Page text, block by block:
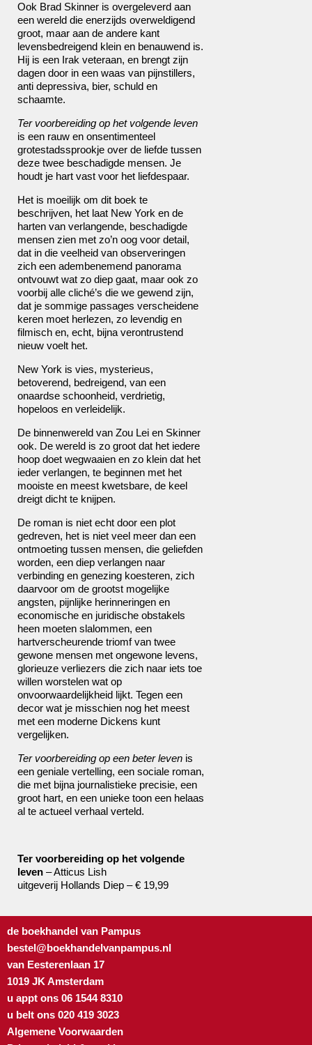
Ook Brad Skinner is overgeleverd aan
een wereld die enerzijds overweldigend
groot, maar aan de andere kant
levensbedreigend klein en benauwend is.
Hij is een Irak veteraan, en brengt zijn
dagen door in een waas van pijnstillers,
anti depressiva, bier, schuld en
schaamte.
Ter voorbereiding op het volgende leven
is een rauw en onsentimenteel
grotestadssprookje over de liefde tussen
deze twee beschadigde mensen. Je
houdt je hart vast voor het liefdespaar.
Het is moeilijk om dit boek te
beschrijven, het laat New York en de
harten van verlangende, beschadigde
mensen zien met zo’n oog voor detail,
dat in die veelheid van observeringen
zich een adembenemend panorama
ontvouwt wat zo diep gaat, maar ook zo
voorbij alle cliché’s die we gewend zijn,
dat je sommige passages verscheidene
keren moet herlezen, zo levendig en
filmisch en, echt, bijna verontrustend
nieuw voelt het.
New York is vies, mysterieus,
betoverend, bedreigend, van een
onaardse schoonheid, verdrietig,
hopeloos en verleidelijk.
De binnenwereld van Zou Lei en Skinner
ook. De wereld is zo groot dat het iedere
hoop doet wegwaaien en zo klein dat het
ieder verlangen, te beginnen met het
mooiste en meest kwetsbare, de keel
dreigt dicht te knijpen.
De roman is niet echt door een plot
gedreven, het is niet veel meer dan een
ontmoeting tussen mensen, die geliefden
worden, een diep verlangen naar
verbinding en genezing koesteren, zich
daarvoor om de grootst mogelijke
angsten, pijnlijke herinneringen en
economische en juridische obstakels
heen moeten slalommen, een
hartverscheurende triomf van twee
gewone mensen met ongewone levens,
glorieuze verliezers die zich naar iets toe
willen worstelen wat op
onvoorwaardelijkheid lijkt. Tegen een
decor wat je misschien nog het meest
met een moderne Dickens kunt
vergelijken.
Ter voorbereiding op een beter leven is
een geniale vertelling, een sociale roman,
die met bijna journalistieke precisie, een
groot hart, en een unieke toon een helaas
al te actueel verhaal verteld.
Ter voorbereiding op het volgende
leven – Atticus Lish
uitgeverij Hollands Diep – € 19,99
de boekhandel van Pampus
bestel@boekhandelvanpampus.nl
van Eesterenlaan 17
1019 JK Amsterdam
u appt ons 06 1544 8310
u belt ons 020 419 3023
Algemene Voorwaarden